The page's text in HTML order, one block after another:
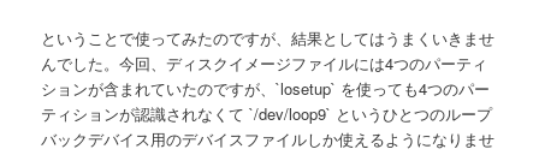
ということで使ってみたのですが、結果としてはうまくいきませ
んでした。今回、ディスクイメージファイルには4つのパーティ
ションが含まれていたのですが、`losetup` を使っても4つのパー
ティションが認識されなくて `/dev/loop9` というひとつのループ
バックデバイス用のデバイスファイルしか使えるようになりませ